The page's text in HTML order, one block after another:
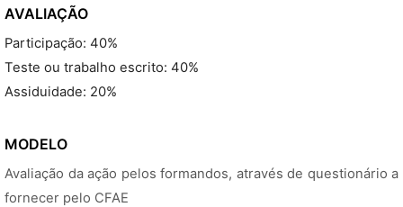
AVALIAÇÃO
Participação: 40%
Teste ou trabalho escrito: 40%
Assiduidade: 20%
MODELO
Avaliação da ação pelos formandos, através de questionário a
fornecer pelo CFAE